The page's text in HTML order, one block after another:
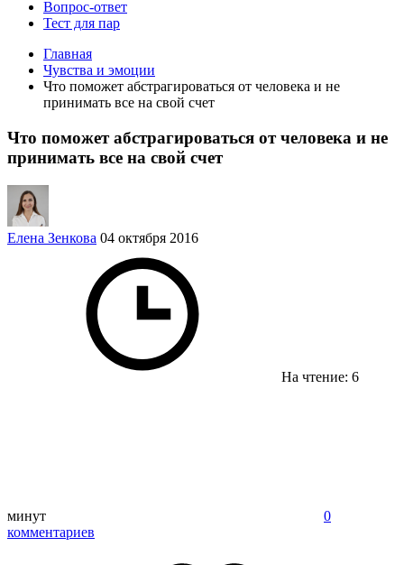
Вопрос-ответ
Тест для пар
Главная
Чувства и эмоции
Что поможет абстрагироваться от человека и не
принимать все на свой счет
Что поможет абстрагироваться от человека и не
принимать все на свой счет
Елена Зенкова 04 октября 2016
На чтение: 6
минут
0
комментариев